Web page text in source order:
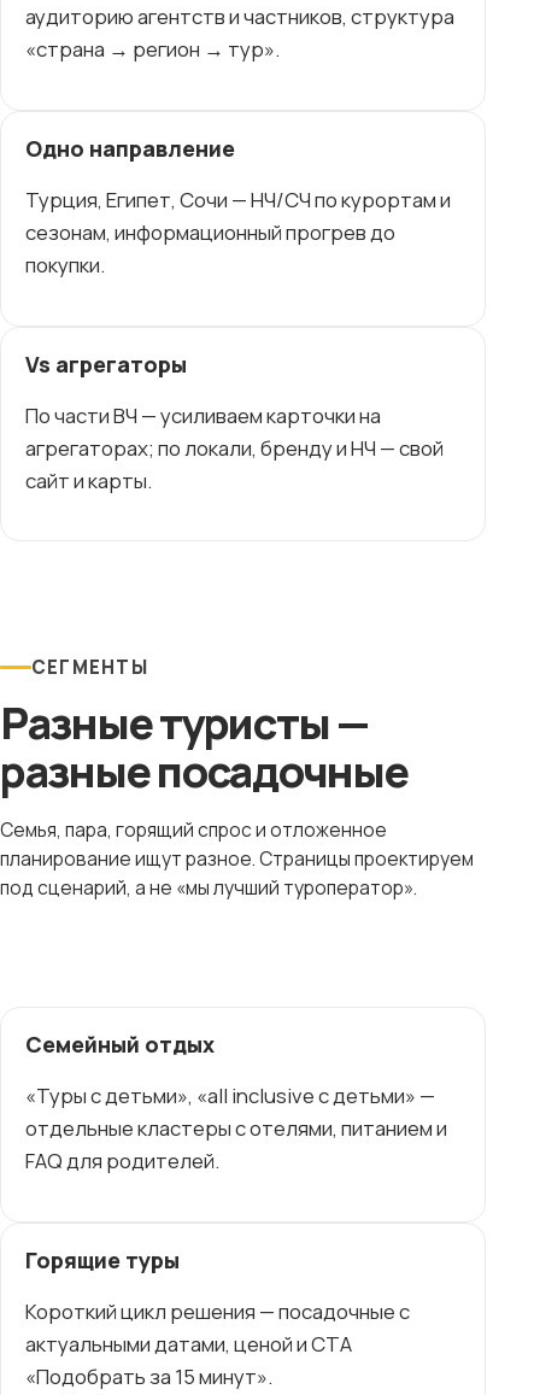
аудиторию агентств и частников, структура
«страна → регион → тур».
Одно направление
Турция, Египет, Сочи — НЧ/СЧ по курортам и
сезонам, информационный прогрев до
покупки.
Vs агрегаторы
По части ВЧ — усиливаем карточки на
агрегаторах; по локали, бренду и НЧ — свой
сайт и карты.
СЕГМЕНТЫ
Разные туристы —
разные посадочные
Семья, пара, горящий спрос и отложенное
планирование ищут разное. Страницы проектируем
под сценарий, а не «мы лучший туроператор».
Семейный отдых
«Туры с детьми», «all inclusive с детьми» —
отдельные кластеры с отелями, питанием и
FAQ для родителей.
Горящие туры
Короткий цикл решения — посадочные с
актуальными датами, ценой и CTA
«Подобрать за 15 минут».